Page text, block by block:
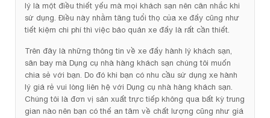
lý là một điều thiết yếu mà mọi khách sạn nên cân nhắc khi
sử dụng. Điều này nhằm tăng tuổi thọ của xe đẩy cũng như
tiết kiệm chi phí thì việc bảo quản xe đẩy là rất cần thiết.
Trên đây là những thông tin về xe đẩy hành lý khách sạn,
sân bay mà Dụng cụ nhà hàng khách sạn chúng tôi muốn
chia sẻ với bạn. Do đó khi bạn có nhu cầu sử dụng xe hành
lý giá rẻ vui lòng liên hệ với Dụng cụ nhà hàng khách sạn.
Chúng tôi là đơn vị sản xuất trực tiếp không qua bất kỳ trung
gian nào nên bạn có thể an tâm về chất lượng cũng như giá